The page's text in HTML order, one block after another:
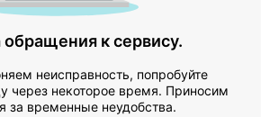
к сервису.
неисправность, попробуйте
через некоторое время. Приносим
за временные неудобства.